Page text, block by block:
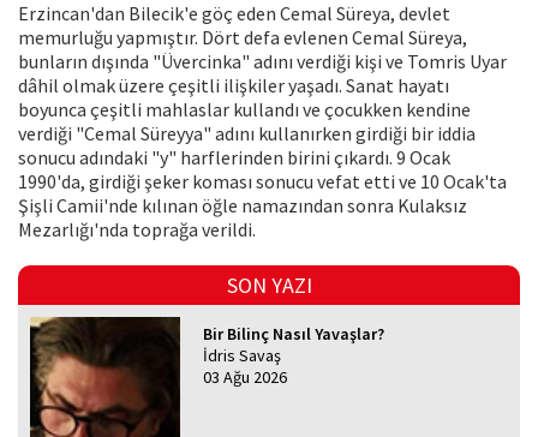
Erzincan'dan Bilecik'e göç eden Cemal Süreya, devlet
memurluğu yapmıştır. Dört defa evlenen Cemal Süreya,
bunların dışında "Üvercinka" adını verdiği kişi ve Tomris Uyar
dâhil olmak üzere çeşitli ilişkiler yaşadı. Sanat hayatı
boyunca çeşitli mahlaslar kullandı ve çocukken kendine
verdiği "Cemal Süreyya" adını kullanırken girdiği bir iddia
sonucu adındaki "y" harflerinden birini çıkardı. 9 Ocak
1990'da, girdiği şeker koması sonucu vefat etti ve 10 Ocak'ta
Şişli Camii'nde kılınan öğle namazından sonra Kulaksız
Mezarlığı'nda toprağa verildi.
SON YAZI
Bir Bilinç Nasıl Yavaşlar?
İdris Savaş
03 Ağu 2026